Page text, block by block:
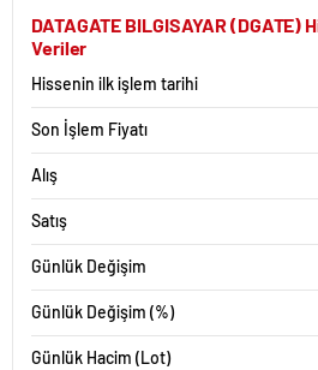
DATAGATE BILGISAYAR
Veriler
Hissenin ilk işlem tarihi
Son İşlem Fiyatı
Alış
Satış
Günlük Değişim
Günlük Değişim (%)
Günlük Hacim (Lot)